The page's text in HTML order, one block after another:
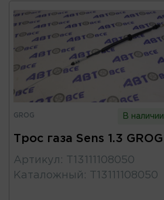
GROG В наличии
Трос газа Sens 1.3 GROG
Артикул :
T13111108050
Каталожный : T13111108050